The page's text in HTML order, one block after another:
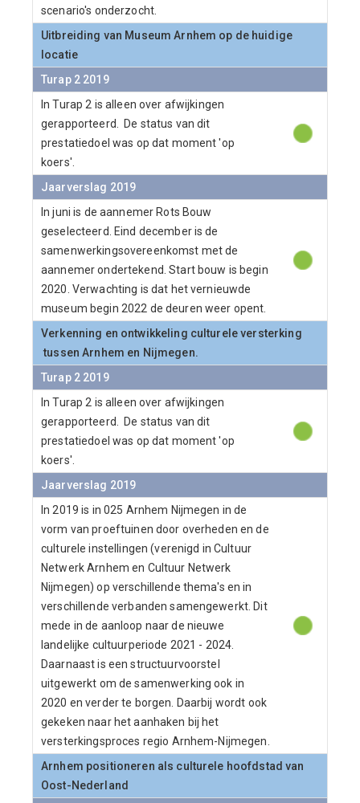
scenario's onderzocht.
Uitbreiding van Museum Arnhem op de huidige
locatie
Turap 2 2019
In Turap 2 is alleen over afwijkingen
gerapporteerd. De status van dit
prestatiedoel was op dat moment 'op
koers'.
Jaarverslag 2019
In juni is de aannemer Rots Bouw
geselecteerd. Eind december is de
samenwerkingsovereenkomst met de
aannemer ondertekend. Start bouw is begin
2020. Verwachting is dat het vernieuwde
museum begin 2022 de deuren weer opent.
Verkenning en ontwikkeling culturele versterking
tussen Arnhem en Nijmegen.
Turap 2 2019
In Turap 2 is alleen over afwijkingen
gerapporteerd. De status van dit
prestatiedoel was op dat moment 'op
koers'.
Jaarverslag 2019
In 2019 is in 025 Arnhem Nijmegen in de
vorm van proeftuinen door overheden en de
culturele instellingen (verenigd in Cultuur
Netwerk Arnhem en Cultuur Netwerk
Nijmegen) op verschillende thema's en in
verschillende verbanden samengewerkt. Dit
mede in de aanloop naar de nieuwe
landelijke cultuurperiode 2021 - 2024.
Daarnaast is een structuurvoorstel
uitgewerkt om de samenwerking ook in
2020 en verder te borgen. Daarbij wordt ook
gekeken naar het aanhaken bij het
versterkingsproces regio Arnhem-Nijmegen.
Arnhem positioneren als culturele hoofdstad van
Oost-Nederland